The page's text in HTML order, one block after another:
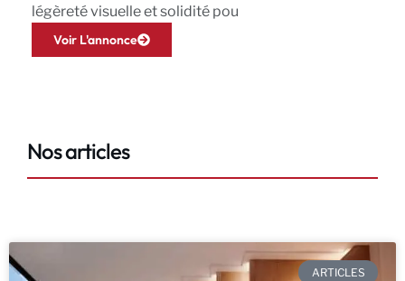
légèreté visuelle et solidité pou
Voir L'annonce
Nos articles
ARTICLES